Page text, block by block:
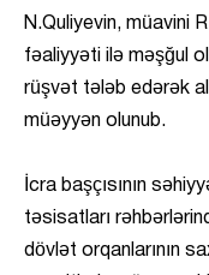
N.Quliyevin, müavini
fəaliyyəti ilə məşğul
rüşvət tələb edərək
müəyyən olunub.
İcra başçısının
təsisatları
dövlət orqanlarının